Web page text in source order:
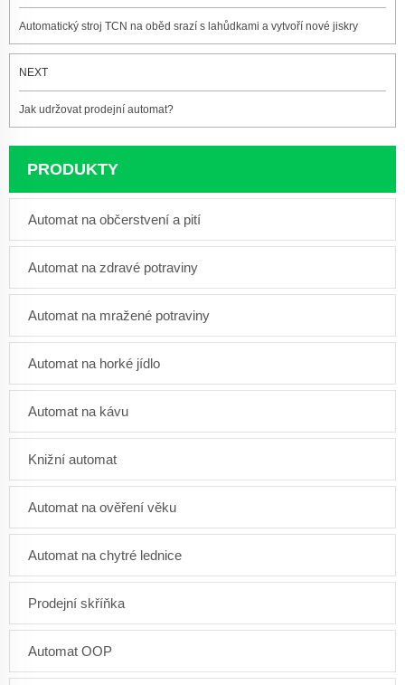
Automatický stroj TCN na oběd srazí s lahůdkami a vytvoří nové jiskry
NEXT
Jak udržovat prodejní automat?
PRODUKTY
Automat na občerstvení a pití
Automat na zdravé potraviny
Automat na mražené potraviny
Automat na horké jídlo
Automat na kávu
Knižní automat
Automat na ověření věku
Automat na chytré lednice
Prodejní skříňka
Automat OOP